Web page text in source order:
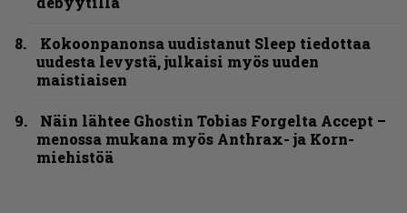
Kokoonpanonsa uudistanut Sleep tiedottaa
uudesta levystä, julkaisi myös uuden
maistiaisen
Näin lähtee Ghostin Tobias Forgelta Accept –
menossa mukana myös Anthrax- ja Korn-
miehistöä